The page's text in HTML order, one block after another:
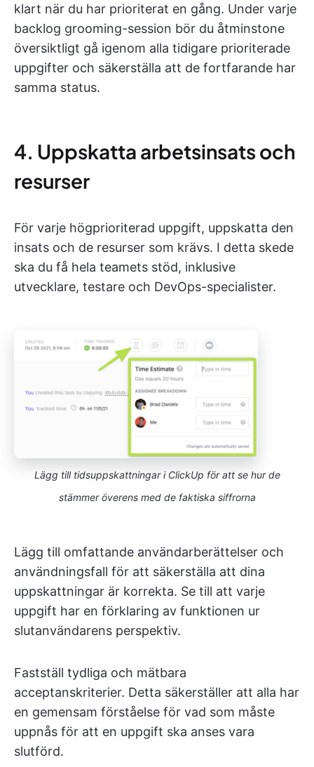
klart när du har prioriterat en gång. Under varje
backlog grooming-session bör du åtminstone
översiktligt gå igenom alla tidigare prioriterade
uppgifter och säkerställa att de fortfarande har
samma status.
4. Uppskatta arbetsinsats och
resurser
För varje högprioriterad uppgift, uppskatta den
insats och de resurser som krävs. I detta skede
ska du få hela teamets stöd, inklusive
utvecklare, testare och DevOps-specialister.
Lägg till tidsuppskattningar i ClickUp för att se hur de
stämmer överens med de faktiska siffrorna
Lägg till omfattande användarberättelser och
användningsfall för att säkerställa att dina
uppskattningar är korrekta. Se till att varje
uppgift har en förklaring av funktionen ur
slutanvändarens perspektiv.
Fastställ tydliga och mätbara
acceptanskriterier. Detta säkerställer att alla har
en gemensam förståelse för vad som måste
uppnås för att en uppgift ska anses vara
slutförd.